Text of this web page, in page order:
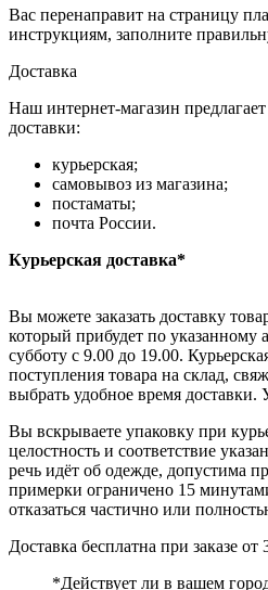
Вас перенаправит на страницу
инструкциям, заполните
Доставка
Наш интернет-магазин
доставки:
курьерская;
самовывоз из магазина;
постаматы;
почта России.
Курьерская доставка*
Вы можете заказать доставку
который прибудет по указанному
субботу с 9.00 до 19.00.
поступления товара на склад,
выбрать удобное время доставки.
Вы вскрываете упаковку при
целостность и соответствие
речь идёт об одежде, допустима
примерки ограничено 15
отказаться частично или
Доставка бесплатна при заказе от
*Действует ли в вашем